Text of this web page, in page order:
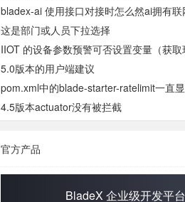
这是部门或人员下拉选择
5.0版本的用户端建议
4.5版本actuator没有被拦截
官方产品
BladeX 企业级开发平台